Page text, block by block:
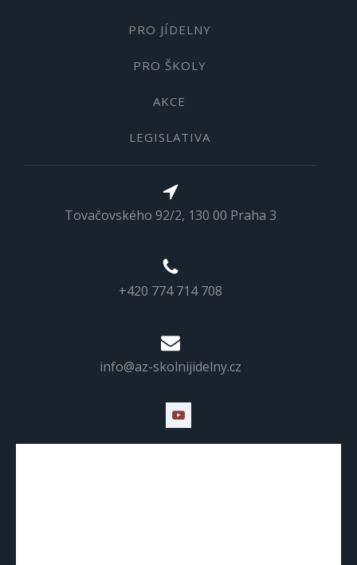
PRO JÍDELNY
PRO ŠKOLY
AKCE
LEGISLATIVA
Tovačovského 92/2, 130 00 Praha 3
+420 774 714 708
info@az-skolnijidelny.cz